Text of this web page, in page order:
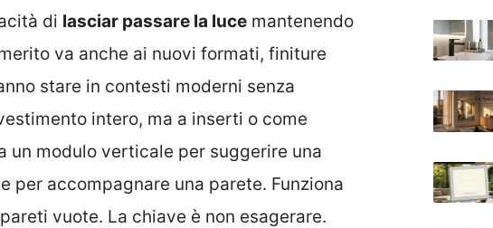
di lasciar passare la luce mantenendo
va anche ai nuovi formati, finiture
stare in contesti moderni senza
intero, ma a inserti o come
un modulo verticale per suggerire una
per accompagnare una parete. Funziona
vuote. La chiave è non esagerare.